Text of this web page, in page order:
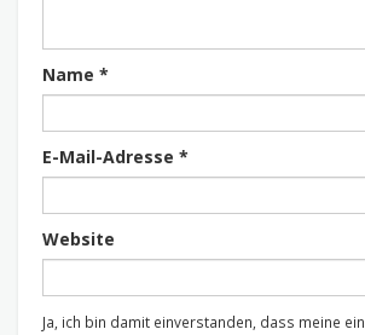
Name *
E-Mail-Adresse *
Website
Ja, ich bin damit einverstanden, dass meine